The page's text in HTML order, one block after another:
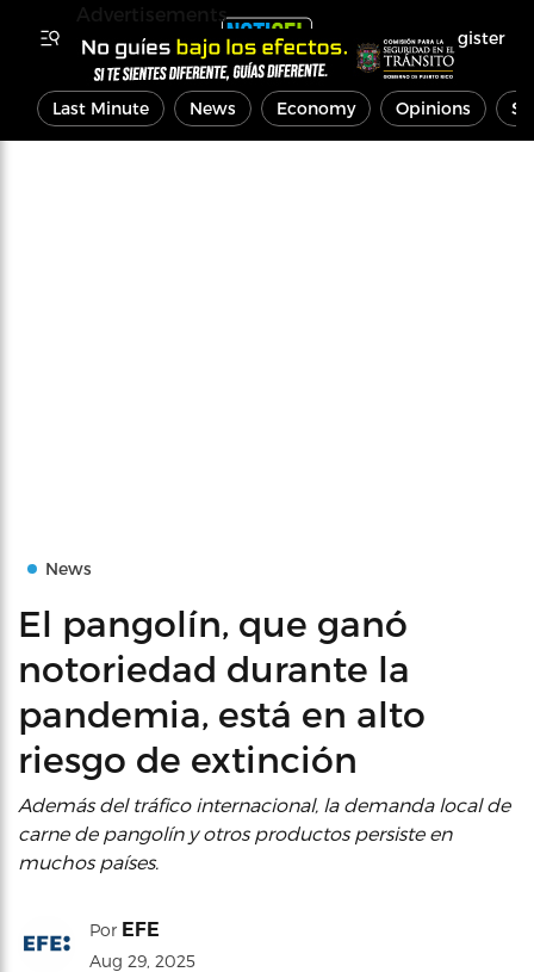
Register
Last Minute News Economy Opinions
News
El pangolín, que ganó
notoriedad durante la
pandemia, está en alto
riesgo de extinción
Además del tráfico internacional, la demanda local de
carne de pangolín y otros productos persiste en
muchos países.
Por EFE
Aug 29, 2025
Advertisements